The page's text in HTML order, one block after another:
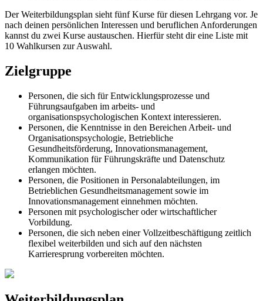
Der Weiterbildungsplan sieht fünf Kurse für diesen Lehrgang vor. Je
nach deinen persönlichen Interessen und beruflichen Anforderungen
kannst du zwei Kurse austauschen. Hierfür steht dir eine Liste mit
10 Wahlkursen zur Auswahl.
Zielgruppe
Personen, die sich für Entwicklungsprozesse und
Führungsaufgaben im arbeits- und
organisationspsychologischen Kontext interessieren.
Personen, die Kenntnisse in den Bereichen Arbeit- und
Organisationspsychologie, Betriebliche
Gesundheitsförderung, Innovationsmanagement,
Kommunikation für Führungskräfte und Datenschutz
erlangen möchten.
Personen, die Positionen in Personalabteilungen, im
Betrieblichen Gesundheitsmanagement sowie im
Innovationsmanagement einnehmen möchten.
Personen mit psychologischer oder wirtschaftlicher
Vorbildung.
Personen, die sich neben einer Vollzeitbeschäftigung zeitlich
flexibel weiterbilden und sich auf den nächsten
Karrieresprung vorbereiten möchten.